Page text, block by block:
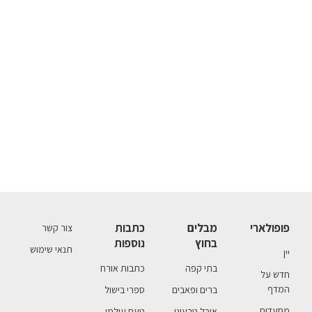
פופולארי
יין
חדש על
המדף
מבלים
בחוץ
בתי קפה
ברים ופאבים
כתבות
נוספות
כתבות אורח
ספרי בישול
צור קשר
תנאי שימוש